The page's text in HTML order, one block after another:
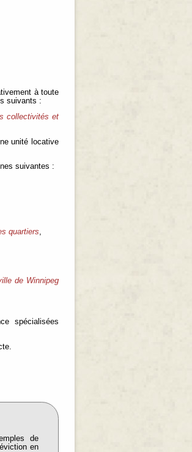
à toute
suivants :
collectivités et
unité locative
suivantes :
quartiers,
de Winnipeg
spécialisées
de
en